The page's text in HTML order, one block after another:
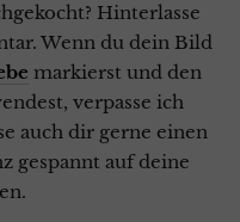
Hinterlasse
Wenn du dein Bild
markierst und den
verpasse ich
auch dir gerne einen
gespannt auf deine